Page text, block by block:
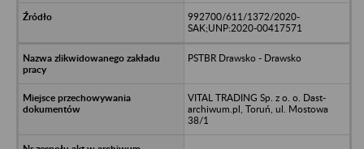
992700/611/1372/2020-
SAK;UNP:2020-00417571
PSTBR Drawsko - Drawsko
VITAL TRADING Sp. z o. o. Dast-
archiwum.pl, Toruń, ul. Mostowa
38/1